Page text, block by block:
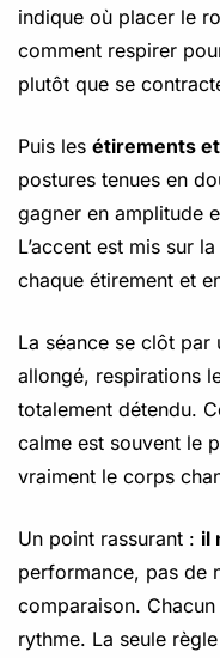
indique où placer le
comment respirer
plutôt que se
Puis les étirements
postures tenues en
gagner en amplitude
L’accent est mis sur
chaque étirement et
La séance se clôt par
allongé, respirations
totalement détendu.
calme est souvent le
vraiment le corps
Un point rassurant : il
performance, pas de
comparaison.
rythme. La seule